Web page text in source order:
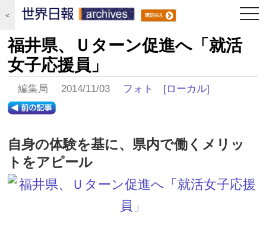
＜
福井県、Ｕターン促進へ「就活
女子応援員」
編集局 2014/11/03 フォト [ローカル]
自身の体験を基に、県内で働くメリッ
トをアピール